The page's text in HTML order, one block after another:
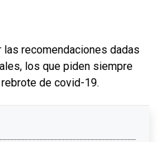
recomendaciones dadas
los que piden siempre
de covid-19.